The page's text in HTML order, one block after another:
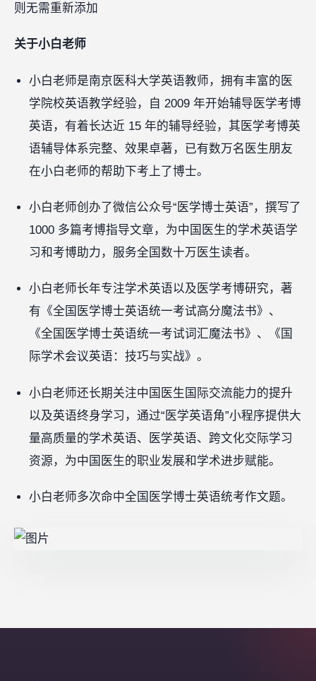
则无需重新添加
关于小白老师
小白老师是南京医科大学英语教师，拥有丰富的医
学院校英语教学经验，自 2009 年开始辅导医学考博
英语，有着长达近 15 年的辅导经验，其医学考博英
语辅导体系完整、效果卓著，已有数万名医生朋友
在小白老师的帮助下考上了博士。
小白老师创办了微信公众号“医学博士英语”，撰写了
1000 多篇考博指导文章，为中国医生的学术英语学
习和考博助力，服务全国数十万医生读者。
小白老师长年专注学术英语以及医学考博研究，著
有《全国医学博士英语统一考试高分魔法书》、
《全国医学博士英语统一考试词汇魔法书》、《国
际学术会议英语：技巧与实战》。
小白老师还长期关注中国医生国际交流能力的提升
以及英语终身学习，通过“医学英语角”小程序提供大
量高质量的学术英语、医学英语、跨文化交际学习
资源，为中国医生的职业发展和学术进步赋能。
小白老师多次命中全国医学博士英语统考作文题。